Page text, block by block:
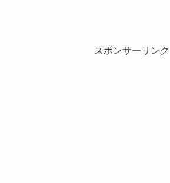
スポンサーリンク